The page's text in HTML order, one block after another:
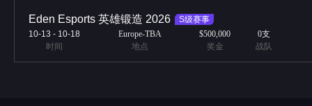
Eden Esports 英雄锻造 2026
S级赛事
10-13 - 10-18
时间
Europe-TBA
地点
$500,000
奖金
0支
战队